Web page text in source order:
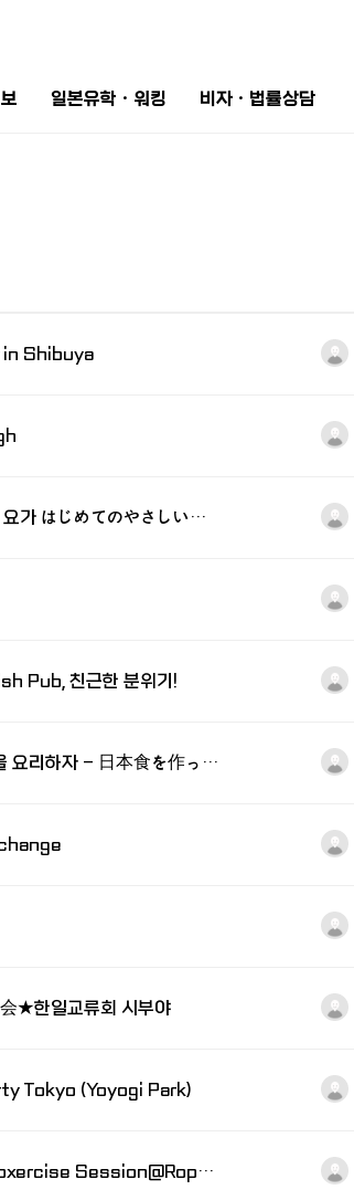
일본유학ㆍ워킹 비자ㆍ법률상담
Shibuya
초보자를 위한 사오리와 함께하는 요가 はじめてのやさしいヨガ
Pub, 친근한 분위기!
JP COOKING - 함께 일본 음식을 요리하자 - 日本食を作って国際交流
会★한일교류회 시부야
Tokyo (Yoyogi Park)
Beginner's Women's-only Boxercise Session@Roppongi